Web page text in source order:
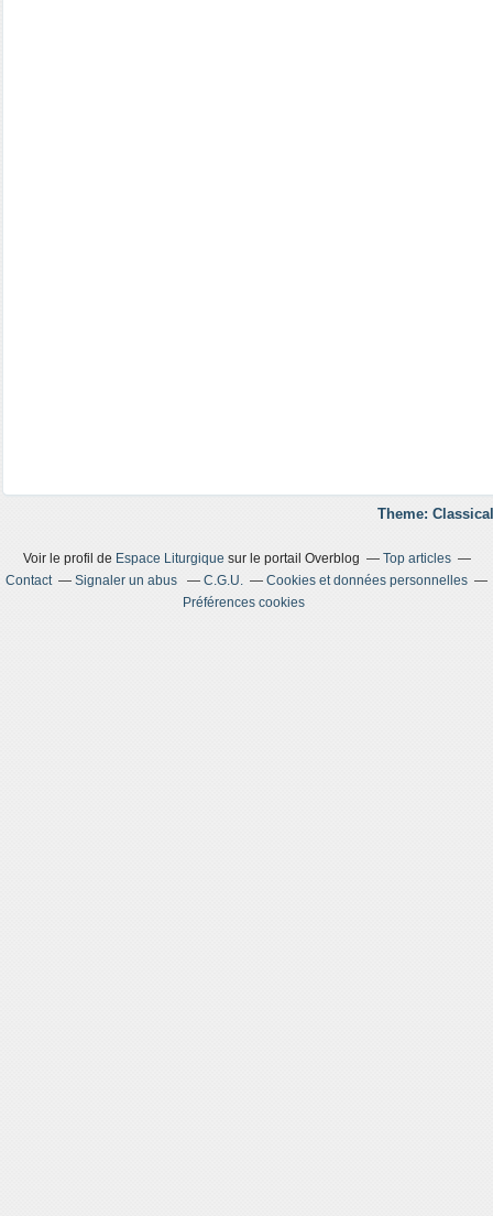
Theme:
Voir le profil de Espace Liturgiquesur le portail Overblog
Top articles
Contact
Signaler un abus C.G.U.
Cookies et données personnelles
Préférences cookies